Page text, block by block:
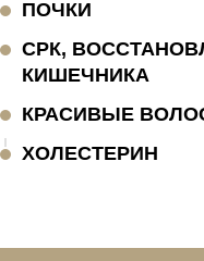
ПОЧКИ
СРК,
КИШЕЧНИКА
КРАСИВЫЕ
ХОЛЕСТЕРИН